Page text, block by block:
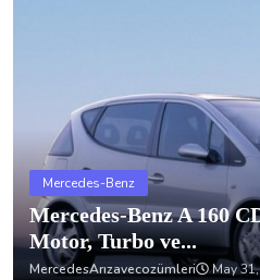
Mercedes-Benz
Mercedes-Benz A 160
Motor, Turbo ve...
MercedesArızavecozümleri May